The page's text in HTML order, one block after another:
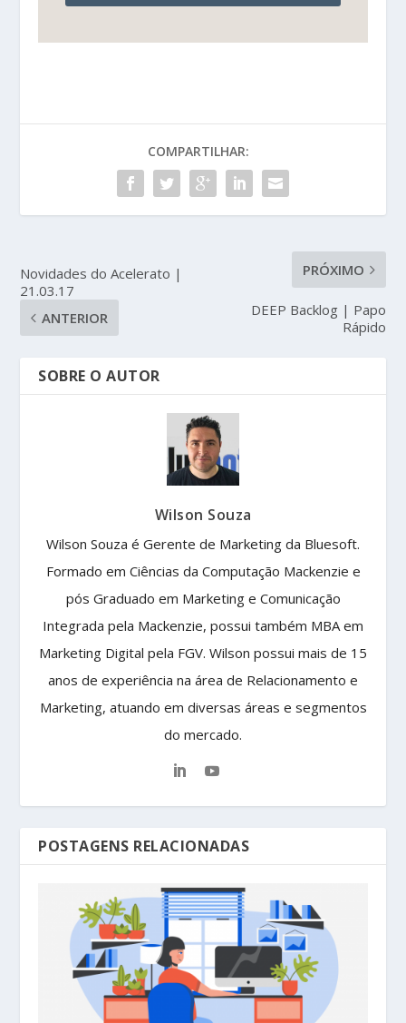
COMPARTILHAR:
Novidades do Acelerato |
21.03.17
ANTERIOR
PRÓXIMO
DEEP Backlog | Papo
Rápido
SOBRE O AUTOR
Wilson Souza
Wilson Souza é Gerente de Marketing da Bluesoft.
Formado em Ciências da Computação Mackenzie e
pós Graduado em Marketing e Comunicação
Integrada pela Mackenzie, possui também MBA em
Marketing Digital pela FGV. Wilson possui mais de 15
anos de experiência na área de Relacionamento e
Marketing, atuando em diversas áreas e segmentos
do mercado.
POSTAGENS RELACIONADAS